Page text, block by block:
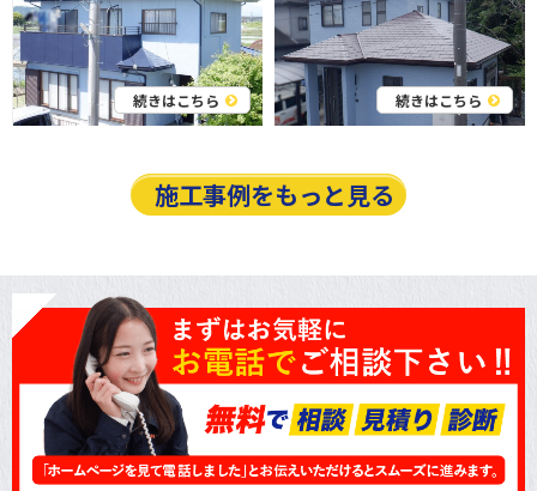
続きはこちら 続きはこちら
施工事例をもっと見る